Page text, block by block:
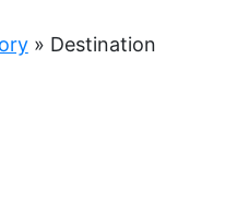
» Destination